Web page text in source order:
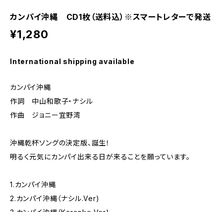
カンパイ沖縄 CD1枚（送料込）※スマートレターで発送
¥1,280
International shipping available
カンパイ沖縄
作詞 中山和歌子・ナシル
作曲 ジョニー宜野湾
沖縄乾杯ソングの決定版、誕生！
明るく元気にカンパイ出来る日が来ることを願っています。
1.カンパイ沖縄
2.カンパイ沖縄（ナシル.Ver)